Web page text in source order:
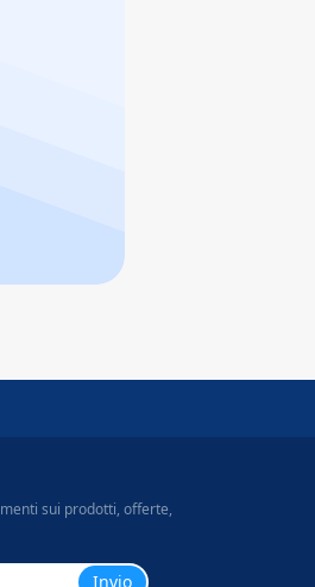
sui prodotti, offerte,
Invio